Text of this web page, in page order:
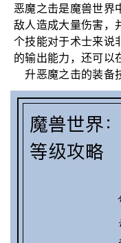
恶魔之击是魔兽世界
敌人造成大量伤害，
个技能对于术士来说
的输出能力，还可以
升恶魔之击的装备